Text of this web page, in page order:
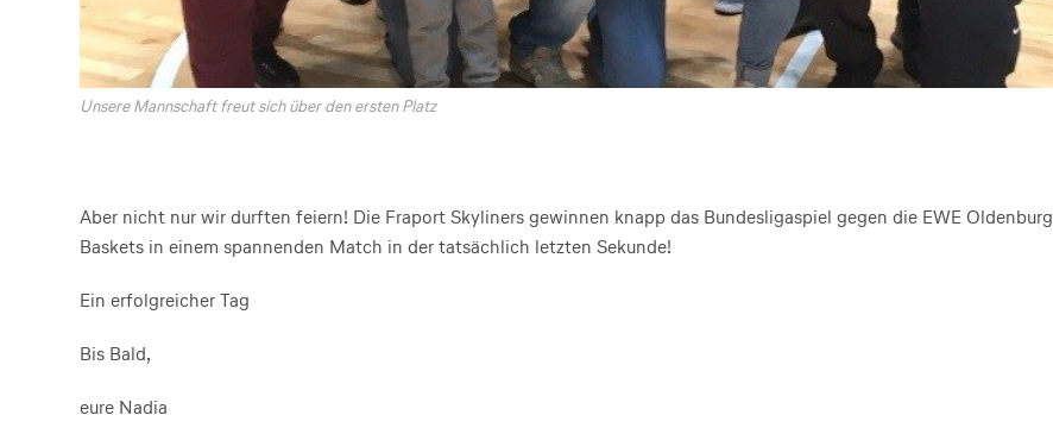
Unsere Mannschaft freut sich über den ersten Platz
Aber nicht nur wir durften feiern! Die Fraport Skyliners gewinnen knapp das Bundesligaspiel gegen die EWE Oldenburg
Baskets in einem spannenden Match in der tatsächlich letzten Sekunde!
Ein erfolgreicher Tag
Bis Bald,
eure Nadia